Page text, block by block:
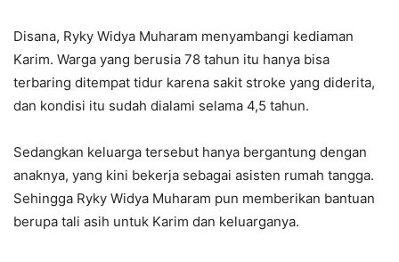
Disana, Ryky Widya Muharam menyambangi kediaman
Karim. Warga yang berusia 78 tahun itu hanya bisa
terbaring ditempat tidur karena sakit stroke yang diderita,
dan kondisi itu sudah dialami selama 4,5 tahun.
Sedangkan keluarga tersebut hanya bergantung dengan
anaknya, yang kini bekerja sebagai asisten rumah tangga.
Sehingga Ryky Widya Muharam pun memberikan bantuan
berupa tali asih untuk Karim dan keluarganya.